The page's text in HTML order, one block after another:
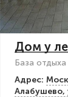
Дом у
База отдыха
Адрес:
Алабушево,